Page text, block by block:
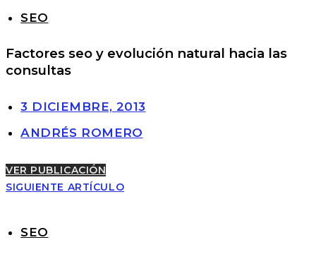
SEO
Factores seo y evolución natural hacia las
consultas
3 DICIEMBRE, 2013
ANDRÉS ROMERO
VER PUBLICACIÓN
SIGUIENTE ARTÍCULO
SEO